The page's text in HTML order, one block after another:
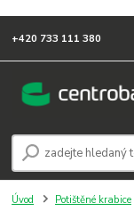
+420 733 111 380
Úvod Potištěné krabice